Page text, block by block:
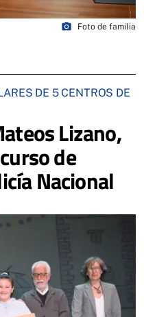
DE 5 CENTROS DE
Lizano,
de
Nacional
photo_camera Foto de familia